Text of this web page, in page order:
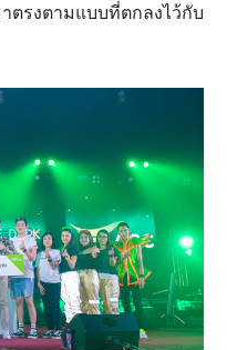
ตรงตามแบบที่ตกลงไว้กับ